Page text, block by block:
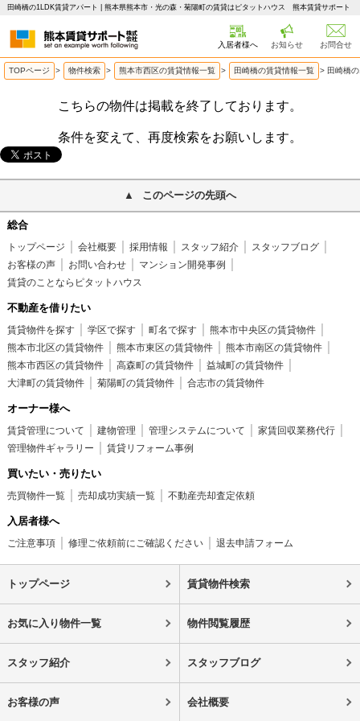
田崎橋の1LDK賃貸アパート | 熊本県熊本市・光の森・菊陽町の賃貸はピタットハウス 熊本賃貸サポート
入居者様へ お知らせ お問合せ
TOPページ > 物件検索 > 熊本市西区の賃貸情報一覧 > 田崎橋の賃貸情報一覧 > 田崎橋
こちらの物件は掲載を終了しております。
条件を変えて、再度検索をお願いします。
このページの先頭へ
総合
トップページ 会社概要 採用情報 スタッフ紹介
スタッフブログ
お客様の声
お問い合わせ
マンション開発事例
賃貸のことならピタットハウス
不動産を借りたい
賃貸物件を探す 学区で探す 町名で探す
熊本市中央区の賃貸物件
熊本市北区の賃貸物件
熊本市東区の賃貸物件
熊本市南区の賃貸物件
熊本市西区の賃貸物件
高森町の賃貸物件
益城町の賃貸物件
大津町の賃貸物件
菊陽町の賃貸物件 合志市の賃貸物件
オーナー様へ
賃貸管理について 建物管理 管理システムについて
家賃回収業務代行
管理物件ギャラリー
賃貸リフォーム事例
買いたい・売りたい
売買物件一覧 売却成功実績一覧 不動産売却査定依頼
入居者様へ
ご注意事項 修理ご依頼前にご確認ください 退去申請フォーム
トップページ 賃貸物件検索
お気に入り物件一覧 物件閲覧履歴
スタッフ紹介 スタッフブログ
お客様の声 会社概要